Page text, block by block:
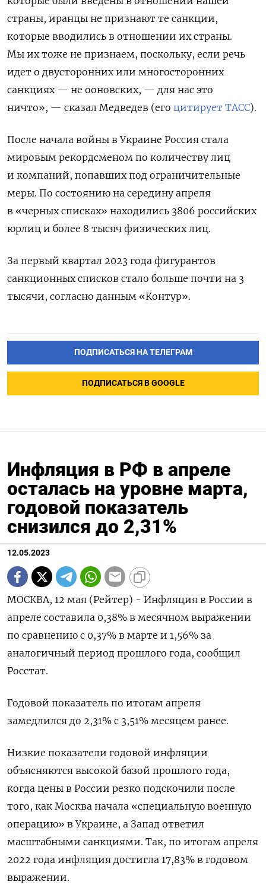
страны, иранцы не признают те санкции,
которые вводились в отношении их страны.
Мы их тоже не признаем, поскольку, если речь
идет о двусторонних или многосторонних
санкциях — не ооновских, — для нас это
ничто», — сказал Медведев (его цитирует ТАСС).
После начала войны в Украине Россия стала
мировым рекордсменом по количеству лиц
и компаний, попавших под ограничительные
меры. По состоянию на середину апреля
в «черных списках» находились 3806 российских
юрлиц и более 8 тысяч физических лиц.
За первый квартал 2023 года фигурантов
санкционных списков стало больше почти на 3
тысячи, согласно данным «Контур».
ПОДПИСАТЬСЯ НА ТЕЛЕГРАМ
ПОДПИСАТЬСЯ В GOOGLE
Инфляция в РФ в апреле
осталась на уровне марта,
годовой показатель
снизился до 2,31%
12.05.2023
МОСКВА, 12 мая (Рейтер) - Инфляция в России в
апреле составила 0,38% в месячном выражении
по сравнению с 0,37% в марте и 1,56% за
аналогичный период прошлого года, сообщил
Росстат.
Годовой показатель по итогам апреля
замедлился до 2,31% с 3,51% месяцем ранее.
Низкие показатели годовой инфляции
объясняются высокой базой прошлого года,
когда цены в России резко подскочили после
того, как Москва начала «специальную военную
операцию» в Украине, а Запад ответил
масштабными санкциями. Так, по итогам апреля
2022 года инфляция достигла 17,83% в годовом
выражении.